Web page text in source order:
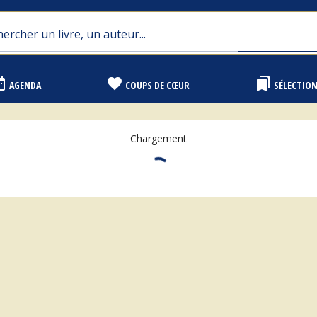
AGENDA favorite COUPS DE CŒUR bookmarks
Chargement